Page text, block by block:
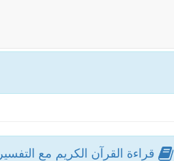
قراءة القرآن الكريم مع التفسير